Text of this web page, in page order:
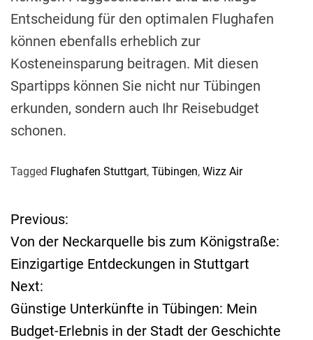
Entscheidung für den optimalen Flughafen
können ebenfalls erheblich zur
Kosteneinsparung beitragen. Mit diesen
Spartipps können Sie nicht nur Tübingen
erkunden, sondern auch Ihr Reisebudget
schonen.
Tagged Flughafen Stuttgart, Tübingen, Wizz Air
B
e
i
t
Previous:
Von der Neckarquelle bis zum Königstraße:
Einzigartige Entdeckungen in Stuttgart
Next:
Günstige Unterkünfte in Tübingen: Mein
Budget-Erlebnis in der Stadt der Geschichte